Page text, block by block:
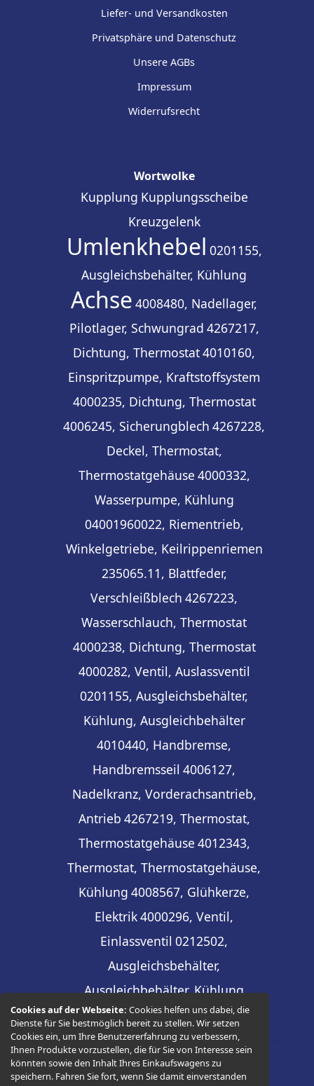
Cookies auf der Webseite:Cookies helfen uns dabei, die
Dienste für Sie bestmöglich bereit zu stellen. Wir setzen
Cookies ein, um Ihre Benutzererfahrung zu verbessern,
Ihnen Produkte vorzustellen, die für Sie von Interesse sein
könnten sowie den Inhalt Ihres Einkaufswagens zu
speichern. Fahren Sie fort, wenn Sie damit einverstanden
Liefer- und Versandkosten
Privatsphäre und Datenschutz
Unsere AGBs
Impressum
Widerrufsrecht
Wortwolke
Kupplung Kupplungsscheibe
Kreuzgelenk
Umlenkhebel 0201155,
Ausgleichsbehälter, Kühlung
Achse 4008480, Nadellager,
Pilotlager, Schwungrad 4267217,
Dichtung, Thermostat4010160,
Einspritzpumpe, Kraftstoffsystem
4000235, Dichtung, Thermostat
4006245, Sicherungblech 4267228,
Deckel, Thermostat,
Thermostatgehäuse 4000332,
Wasserpumpe, Kühlung
04001960022, Riementrieb,
Winkelgetriebe, Keilrippenriemen
235065.11, Blattfeder,
Verschleißblech 4267223,
Wasserschlauch, Thermostat
4000238, Dichtung, Thermostat
4000282, Ventil, Auslassventil
0201155, Ausgleichsbehälter,
Kühlung, Ausgleichbehälter
4010440, Handbremse,
Handbremsseil 4006127,
Nadelkranz, Vorderachsantrieb,
Antrieb 4267219, Thermostat,
Thermostatgehäuse 4012343,
Thermostat, Thermostatgehäuse,
Kühlung 4008567, Glühkerze,
Elektrik4000296, Ventil,
Einlassventil 0212502,
Ausgleichsbehälter,
Ausgleichbehälter, Kühlung
© 2026 - Thüringer Ersatzteilhandel